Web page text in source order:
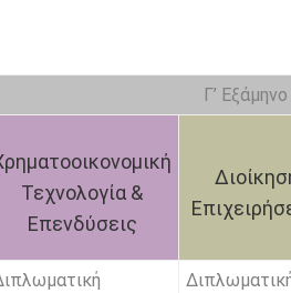
Γ’ Εξάμηνο
Τεχνολογία &
Επενδύσεις